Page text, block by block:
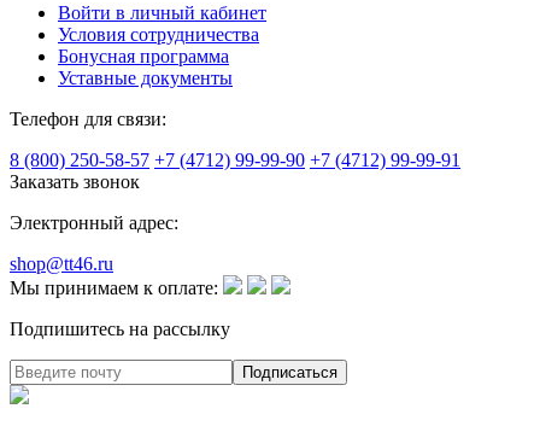
Войти в личный кабинет
Условия сотрудничества
Бонусная программа
Уставные документы
Телефон для связи:
8 (800) 250-58-57 +7 (4712) 99-99-90 +7 (4712) 99-99-91
Заказать звонок
Электронный адрес:
shop@tt46.ru
Мы принимаем к оплате:
Подпишитесь на рассылку